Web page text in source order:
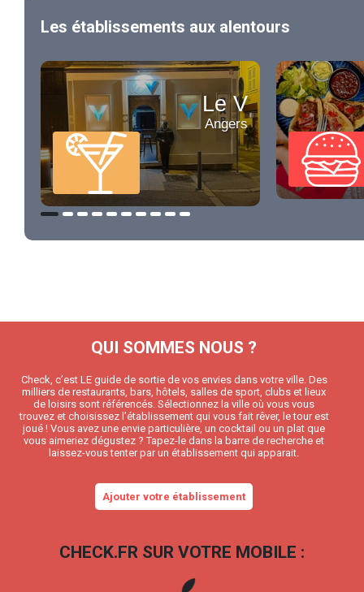
Les établissements aux alentours
Le V
Angers
QUI SOMMES NOUS ?
Check, c’est LE guide de sortie de vos envies dans votre ville. Des
milliers de restaurants, bars, hôtels, salles de sport, clubs et lieux
de loisirs sont référencés. Sélectionnez la ville où vous vous
trouvez et choisissez l’établissement qui vous fait rêver, le tour est
joué ! Vous avez une envie particulière, un cocktail ou un plat que
vous aimeriez dégustez ? Tapez-le dans la barre de recherche et
laissez-vous tenter par un établissement qui apparait.
Ajouter votre établissement
CHECK.FR SUR VOTRE MOBILE :